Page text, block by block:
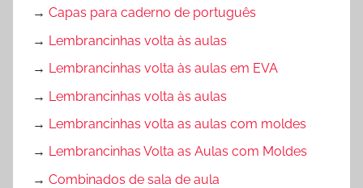
→ Capas para caderno de português
→ Lembrancinhas volta às aulas
→ Lembrancinhas volta às aulas em EVA
→ Lembrancinhas volta às aulas
→ Lembrancinhas volta as aulas com moldes
→ Lembrancinhas Volta as Aulas com Moldes
→ Combinados de sala de aula